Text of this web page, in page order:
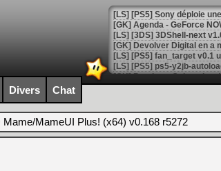
[GK] Agenda - GeForce
[GK] Devolver Digital en a
[LS] [PS5] ps5-y2jb-
[GK] Pourquoi Marvel
[GK] Test : Restory : Chill
[GK] GTA 6 : Rockstar
[GK] Hot Wheels Infinite
[GK] Mémoire cash -
[GK] Résultats Nintendo :
[GK] Déjà des
Divers Chat
Mame/MameUI Plus! (x64) v0.168 r5272